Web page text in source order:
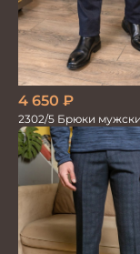
4 650 ₽
2302/5 Брюки